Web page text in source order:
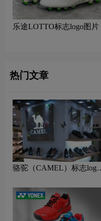
乐途LOTTO标志logo图片
热门文章
骆驼（CAMEL）标志logo